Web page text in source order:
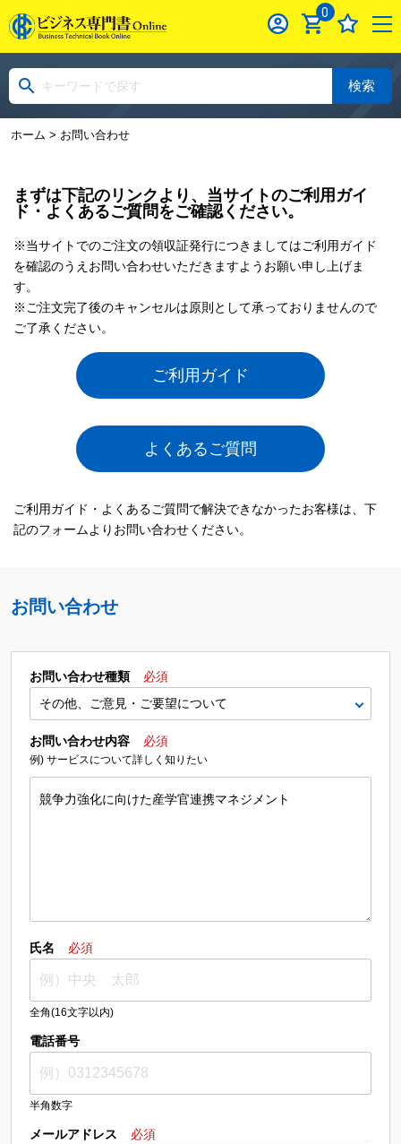
0
検索
ホーム > お問い合わせ
まずは下記のリンクより、当サイトのご利用ガイ
ド・よくあるご質問をご確認ください。
※当サイトでのご注文の領収証発行につきましてはご利用ガイド
を確認のうえお問い合わせいただきますようお願い申し上げま
す。
※ご注文完了後のキャンセルは原則として承っておりませんので
ご了承ください。
ご利用ガイド
よくあるご質問
ご利用ガイド・よくあるご質問で解決できなかったお客様は、下
記のフォームよりお問い合わせください。
お問い合わせ
お問い合わせ種類 必須
お問い合わせ内容 必須
例) サービスについて詳しく知りたい
氏名 必須
全角(16文字以内)
電話番号
半角数字
メールアドレス 必須